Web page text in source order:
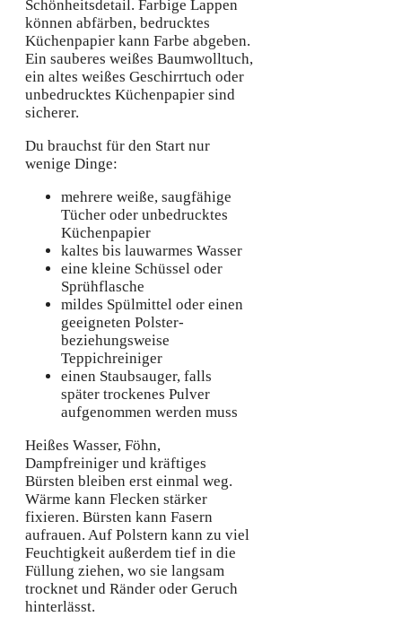
Schönheitsdetail. Farbige Lappen
können abfärben, bedrucktes
Küchenpapier kann Farbe abgeben.
Ein sauberes weißes Baumwolltuch,
ein altes weißes Geschirrtuch oder
unbedrucktes Küchenpapier sind
sicherer.
Du brauchst für den Start nur
wenige Dinge:
mehrere weiße, saugfähige
Tücher oder unbedrucktes
Küchenpapier
kaltes bis lauwarmes Wasser
eine kleine Schüssel oder
Sprühflasche
mildes Spülmittel oder einen
geeigneten Polster-
beziehungsweise
Teppichreiniger
einen Staubsauger, falls
später trockenes Pulver
aufgenommen werden muss
Heißes Wasser, Föhn,
Dampfreiniger und kräftiges
Bürsten bleiben erst einmal weg.
Wärme kann Flecken stärker
fixieren. Bürsten kann Fasern
aufrauen. Auf Polstern kann zu viel
Feuchtigkeit außerdem tief in die
Füllung ziehen, wo sie langsam
trocknet und Ränder oder Geruch
hinterlässt.